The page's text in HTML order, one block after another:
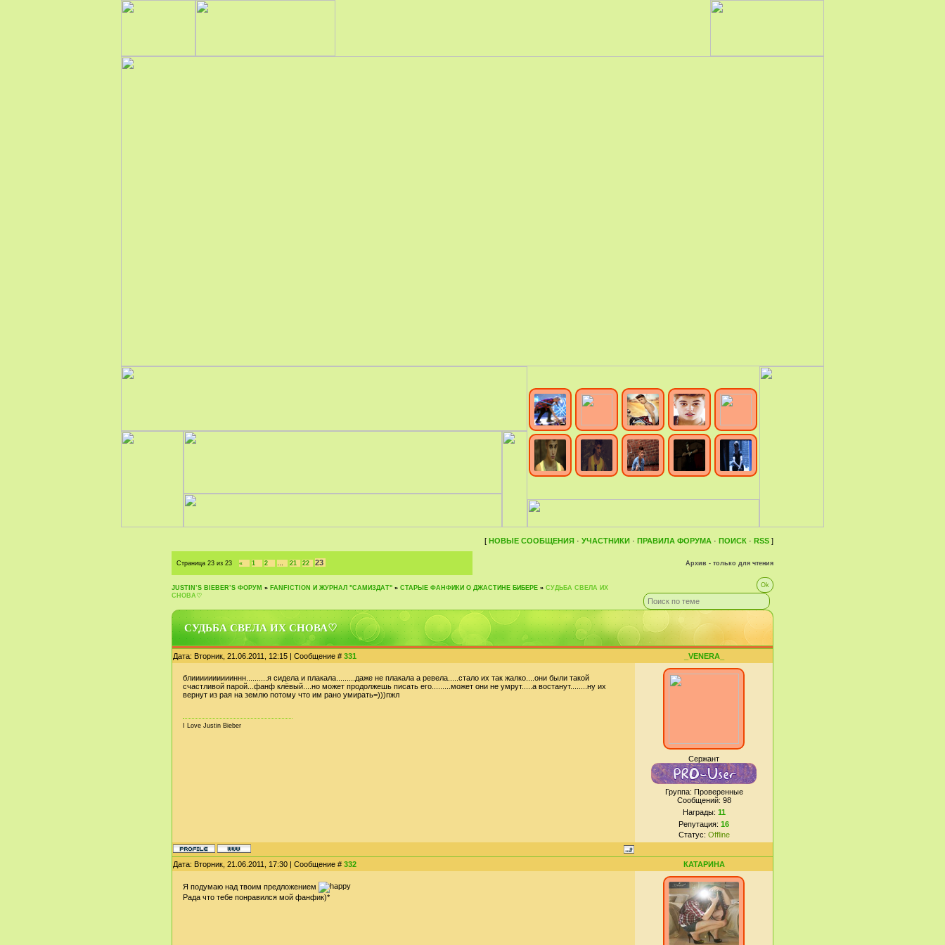
[ НОВЫЕ СООБЩЕНИЯ · УЧАСТНИКИ · ПРАВИЛА ФОРУМА · ПОИСК · RSS ]
Страница 23 из 23 « 1 2 … 21 22 23 Архив - только для чтения
JUSTIN‛S BIEBER‛S ФОРУМ » FANFICTION И ЖУРНАЛ "САМИЗДАТ" » СТАРЫЕ ФАНФИКИ О ДЖАСТИНЕ БИБЕРЕ » СУДЬБА СВЕЛА ИХ
СНОВА♡
СУДЬБА СВЕЛА ИХ СНОВА♡
Дата: Вторник, 21.06.2011, 12:15 | Сообщение # 331 _VENERA_
блииииииииииннн..........я сидела и плакала.........даже не плакала а ревела.....стало их так жалко....они были такой
счастливой парой...фанф клёвый....но может продолжешь писать его.........может они не умрут.....а востанут........ну их
вернут из рая на землю потому что им рано умирать=)))пжл
I Love Justin Bieber
Сержант
Группа: Проверенные
Сообщений: 98
Награды: 11
Репутация: 16
Статус: Offline
Дата: Вторник, 21.06.2011, 17:30 | Сообщение # 332 КАТАРИНА
Я подумаю над твоим предложением
Рада что тебе понравился мой фанфик)*